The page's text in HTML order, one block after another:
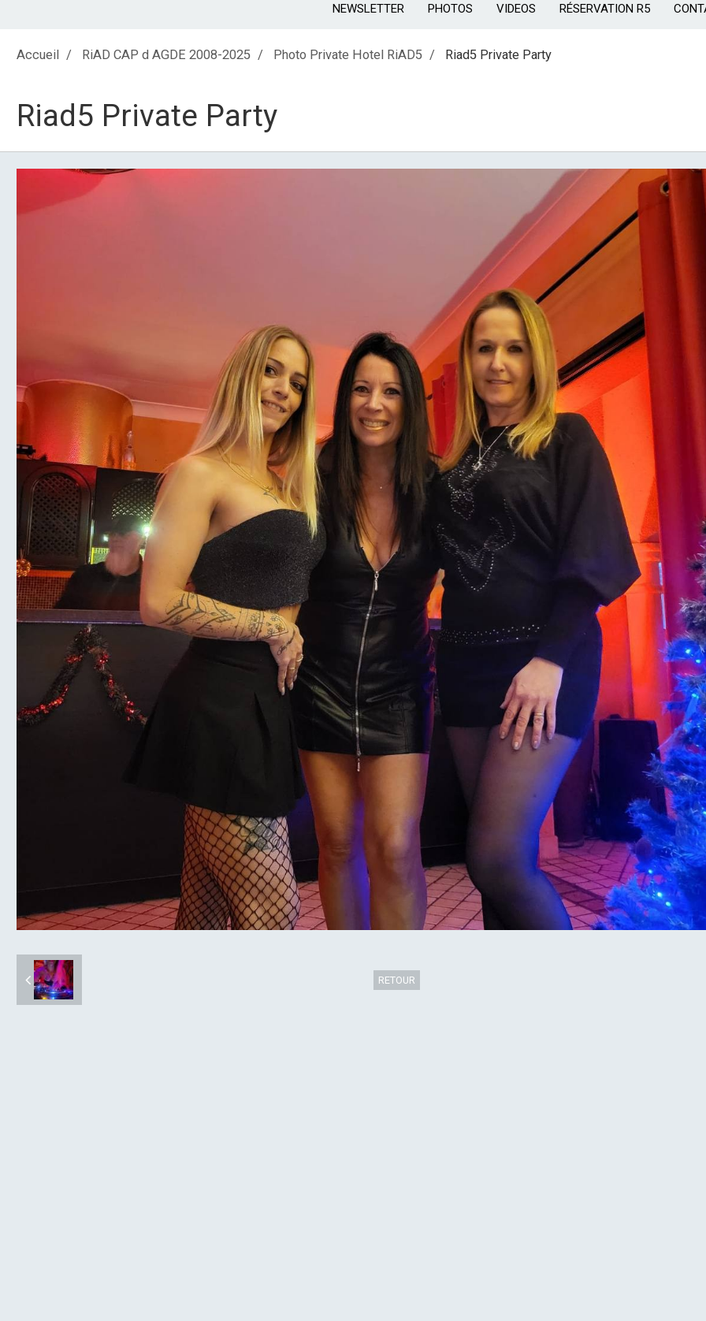
NEWSLETTER PHOTOS VIDEOS RÉSERVATION R5
Accueil RiAD CAP d AGDE 2008-2025 Photo Private Hotel RiAD5 Riad5 Private Party
Riad5 Private Party
RETOUR